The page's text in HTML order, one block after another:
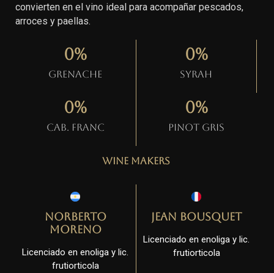
convierten en el vino ideal para acompañar pescados,
arroces y paellas.
Grenache
0%
Syrah
0%
Cab. Franc
0%
Pinot gris
0%
Wine Makers
Norberto
Moreno
Licenciado en enoliga y lic.
frutiorticola
Jean Bousquet
Licenciado en enoliga y lic.
frutiorticola